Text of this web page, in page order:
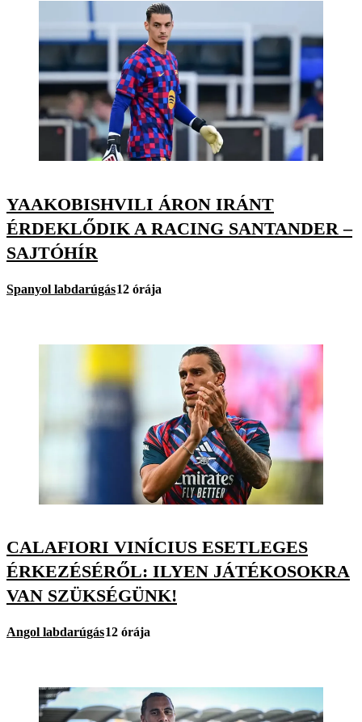
YAAKOBISHVILI ÁRON IRÁNT
ÉRDEKLŐDIK A RACING SANTANDER –
SAJTÓHÍR
Spanyol labdarúgás12 órája
CALAFIORI VINÍCIUS ESETLEGES
ÉRKEZÉSÉRŐL: ILYEN JÁTÉKOSOKRA
VAN SZÜKSÉGÜNK!
Angol labdarúgás12 órája